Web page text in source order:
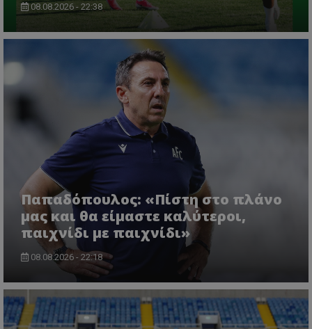
08.08.2026 - 22:38
Παπαδόπουλος: «Πίστη στο πλάνο
μας και θα είμαστε καλύτεροι,
παιχνίδι με παιχνίδι»
08.08.2026 - 22:18